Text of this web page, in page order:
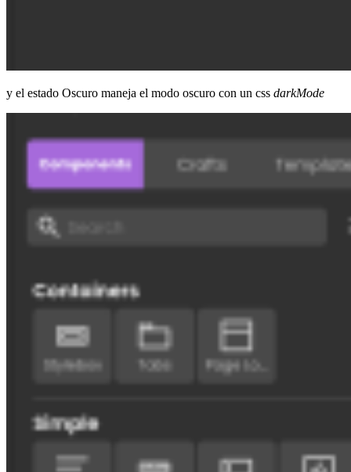
y el estado Oscuro maneja el modo oscuro con un css darkMode